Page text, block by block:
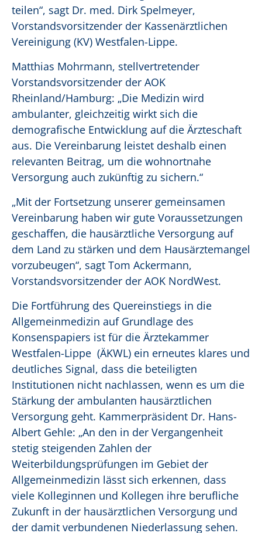
teilen“, sagt Dr. med. Dirk Spelmeyer,
Vorstandsvorsitzender der Kassenärztlichen
Vereinigung (KV) Westfalen-Lippe.
Matthias Mohrmann, stellvertretender
Vorstandsvorsitzender der AOK
Rheinland/Hamburg: „Die Medizin wird
ambulanter, gleichzeitig wirkt sich die
demografische Entwicklung auf die Ärzteschaft
aus. Die Vereinbarung leistet deshalb einen
relevanten Beitrag, um die wohnortnahe
Versorgung auch zukünftig zu sichern.“
„Mit der Fortsetzung unserer gemeinsamen
Vereinbarung haben wir gute Voraussetzungen
geschaffen, die hausärztliche Versorgung auf
dem Land zu stärken und dem Hausärztemangel
vorzubeugen“, sagt Tom Ackermann,
Vorstandsvorsitzender der AOK NordWest.
Die Fortführung des Quereinstiegs in die
Allgemeinmedizin auf Grundlage des
Konsenspapiers ist für die Ärztekammer
Westfalen-Lippe (ÄKWL) ein erneutes klares und
deutliches Signal, dass die beteiligten
Institutionen nicht nachlassen, wenn es um die
Stärkung der ambulanten hausärztlichen
Versorgung geht. Kammerpräsident Dr. Hans-
Albert Gehle: „An den in der Vergangenheit
stetig steigenden Zahlen der
Weiterbildungsprüfungen im Gebiet der
Allgemeinmedizin lässt sich erkennen, dass
viele Kolleginnen und Kollegen ihre berufliche
Zukunft in der hausärztlichen Versorgung und
der damit verbundenen Niederlassung sehen.